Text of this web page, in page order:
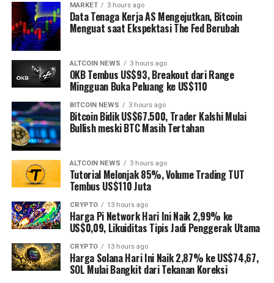
MARKET 3 hours ago
Data Tenaga Kerja AS Mengejutkan, Bitcoin
Menguat saat Ekspektasi The Fed Berubah
ALTCOIN NEWS 3 hours ago
OKB Tembus US$93, Breakout dari Range
Mingguan Buka Peluang ke US$110
BITCOIN NEWS 3 hours ago
Bitcoin Bidik US$67.500, Trader Kalshi Mulai
Bullish meski BTC Masih Tertahan
ALTCOIN NEWS 3 hours ago
Tutorial Melonjak 85%, Volume Trading TUT
Tembus US$110 Juta
CRYPTO 13 hours ago
Harga Pi Network Hari Ini Naik 2,99% ke
US$0,09, Likuiditas Tipis Jadi Penggerak Utama
CRYPTO 13 hours ago
Harga Solana Hari Ini Naik 2,87% ke US$74,67,
SOL Mulai Bangkit dari Tekanan Koreksi